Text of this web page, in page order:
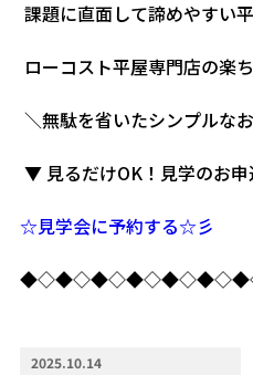
課題に直面して諦めやすい
ローコスト平屋専門店の楽
＼無駄を省いたシンプルな
▼ 見るだけOK！見学のお申
☆見学会に予約する☆彡
2025.10.14